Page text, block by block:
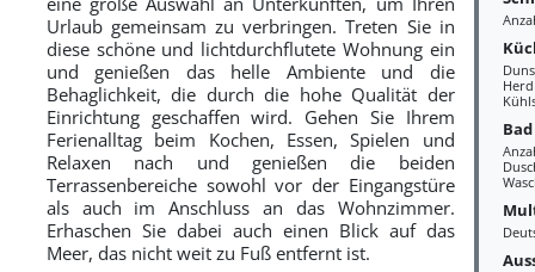
Herd
Bad
Urlaub gemeinsam zu verbringen. Treten Sie in
diese schöne und lichtdurchflutete Wohnung ein
und genießen das helle Ambiente und die
Behaglichkeit, die durch die hohe Qualität der
Einrichtung geschaffen wird. Gehen Sie Ihrem
Ferienalltag beim Kochen, Essen, Spielen und
Relaxen nach und genießen die beiden
Terrassenbereiche sowohl vor der Eingangstüre
als auch im Anschluss an das Wohnzimmer.
Erhaschen Sie dabei auch einen Blick auf das
Meer, das nicht weit zu Fuß entfernt ist.